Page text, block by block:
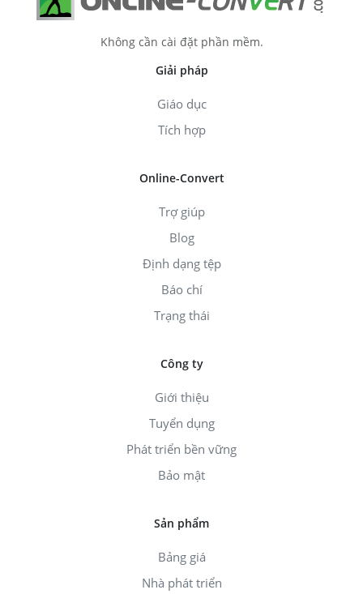
Không cần cài đặt phần mềm.
Giải pháp
Giáo dục
Tích hợp
Online-Convert
Trợ giúp
Blog
Định dạng tệp
Báo chí
Trạng thái
Công ty
Giới thiệu
Tuyển dụng
Phát triển bền vững
Bảo mật
Sản phẩm
Bảng giá
Nhà phát triển